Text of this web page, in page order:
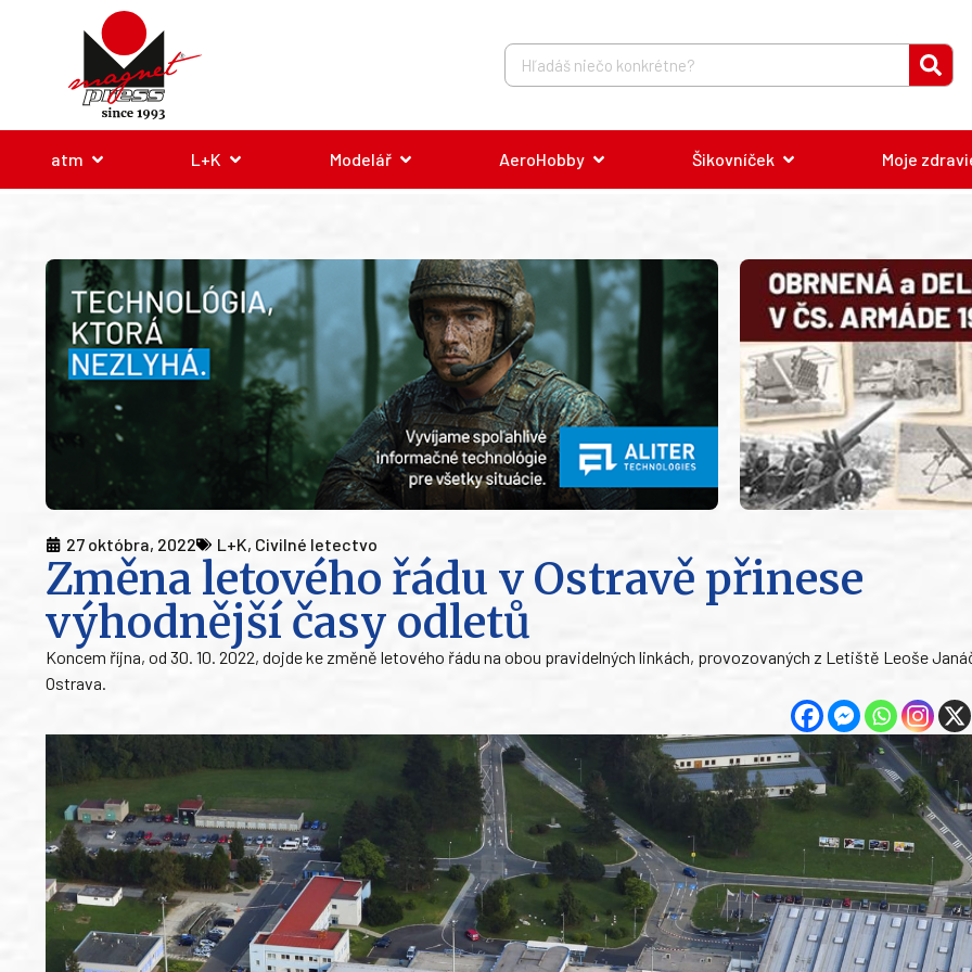
atm L+K Modelář AeroHobby Šikovníček Moje
27 októbra, 2022 L+K, Civilné letectvo
Změna letového řádu v Ostravě přinese
výhodnější časy odletů
Koncem října, od 30. 10. 2022, dojde ke změně letového řádu na obou pravidelných linkách, provozovaných z Letiště Leoše
Ostrava.